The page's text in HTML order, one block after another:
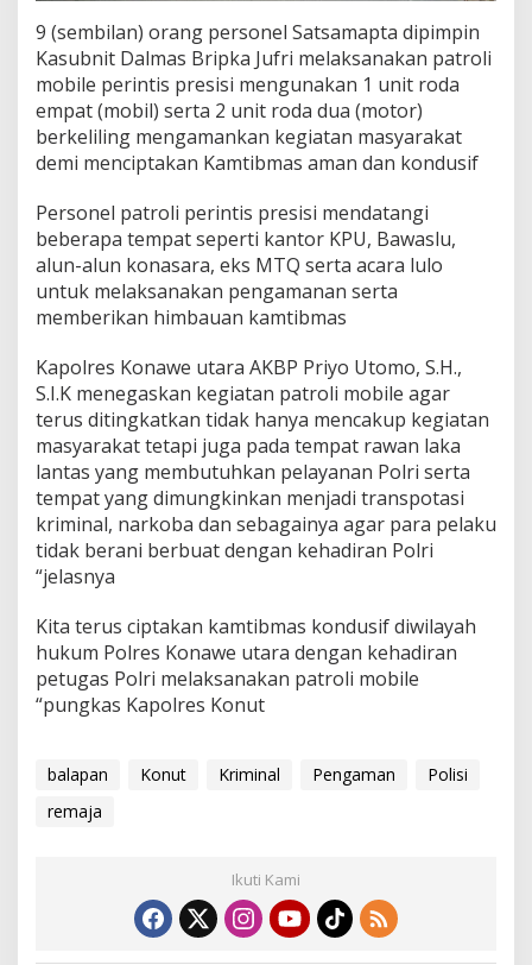
9 (sembilan) orang personel Satsamapta dipimpin
Kasubnit Dalmas Bripka Jufri melaksanakan patroli
mobile perintis presisi mengunakan 1 unit roda
empat (mobil) serta 2 unit roda dua (motor)
berkeliling mengamankan kegiatan masyarakat
demi menciptakan Kamtibmas aman dan kondusif
Personel patroli perintis presisi mendatangi
beberapa tempat seperti kantor KPU, Bawaslu,
alun-alun konasara, eks MTQ serta acara lulo
untuk melaksanakan pengamanan serta
memberikan himbauan kamtibmas
Kapolres Konawe utara AKBP Priyo Utomo, S.H.,
S.I.K menegaskan kegiatan patroli mobile agar
terus ditingkatkan tidak hanya mencakup kegiatan
masyarakat tetapi juga pada tempat rawan laka
lantas yang membutuhkan pelayanan Polri serta
tempat yang dimungkinkan menjadi transpotasi
kriminal, narkoba dan sebagainya agar para pelaku
tidak berani berbuat dengan kehadiran Polri
“jelasnya
Kita terus ciptakan kamtibmas kondusif diwilayah
hukum Polres Konawe utara dengan kehadiran
petugas Polri melaksanakan patroli mobile
“pungkas Kapolres Konut
balapan Konut Kriminal Pengaman
Polisi
remaja
Ikuti Kami